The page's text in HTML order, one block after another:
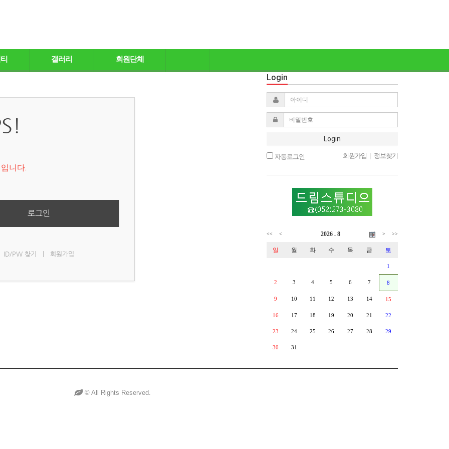
갤러리 회원단체
니다.
로그인
ID/PW 찾기 회원가입
Login
Login
자동로그인 회원가입 정보찾기
<< < > >>
2026 . 8
일 월 화 수 목 금 토
1
2 3 4 5 6 7 8
9 10 11 12 13 14 15
16 17 18 19 20 21 22
23 24 25 26 27 28 29
30 31
© All Rights Reserved.